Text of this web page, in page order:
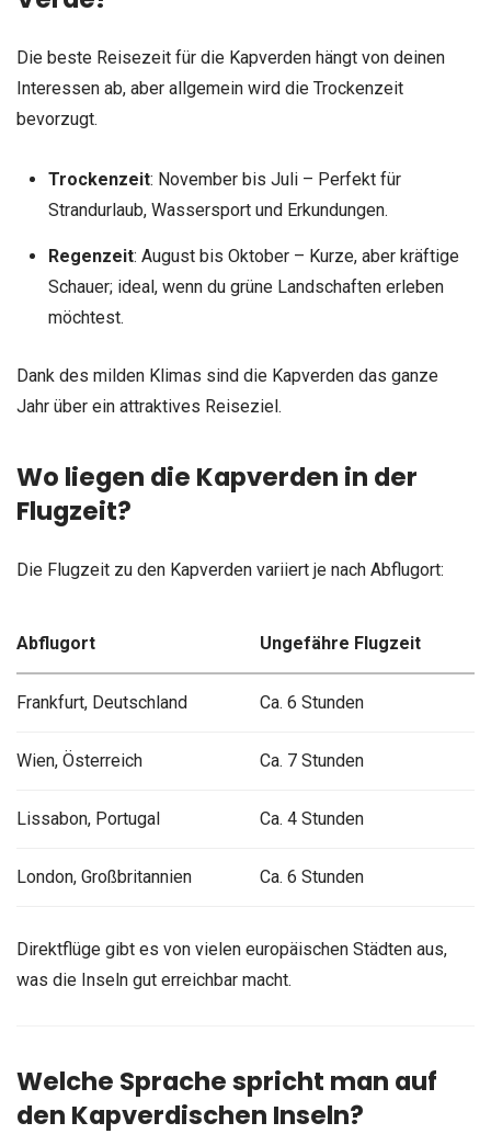
Die beste Reisezeit für die Kapverden hängt von deinen
Interessen ab, aber allgemein wird die Trockenzeit
bevorzugt.
Trockenzeit: November bis Juli – Perfekt für
Strandurlaub, Wassersport und Erkundungen.
Regenzeit: August bis Oktober – Kurze, aber kräftige
Schauer; ideal, wenn du grüne Landschaften erleben
möchtest.
Dank des milden Klimas sind die Kapverden das ganze
Jahr über ein attraktives Reiseziel.
Wo liegen die Kapverden in der
Flugzeit?
Die Flugzeit zu den Kapverden variiert je nach Abflugort:
Abflugort Ungefähre Flugzeit
Frankfurt, Deutschland Ca. 6 Stunden
Wien, Österreich Ca. 7 Stunden
Lissabon, Portugal Ca. 4 Stunden
London, Großbritannien Ca. 6 Stunden
Direktflüge gibt es von vielen europäischen Städten aus,
was die Inseln gut erreichbar macht.
Welche Sprache spricht man auf
den Kapverdischen Inseln?